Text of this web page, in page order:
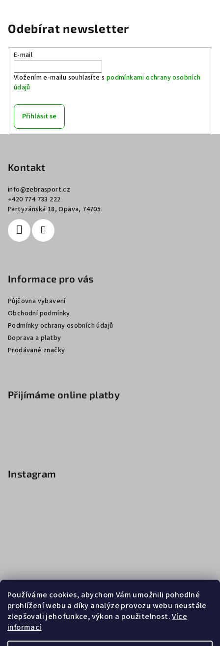
Používáme cookies, abychom Vám umožnili pohodlné
prohlížení webu a díky analýze provozu webu neustále
zlepšovali jeho funkce, výkon a použitelnost.Více
informací
Odebírat newsletter
E-mail
Vložením e-mailu souhlasíte s podmínkami ochrany osobních
údajů
Přihlásit se
Kontakt
info@zebrasport.cz
+420 774 733 222
Partyzánská 18, Opava, 74705
Informace pro vás
Půjčovna vybavení
Obchodní podmínky
Podmínky ochrany osobních údajů
Doprava a platby
Prodávané značky
Přijímáme online platby
Instagram